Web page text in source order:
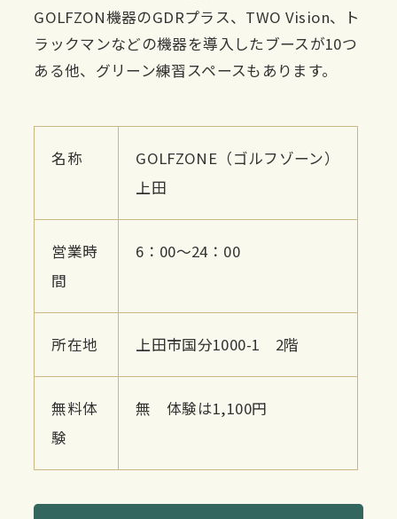
GOLFZON機器のGDRプラス、TWO Vision、ト
ラックマンなどの機器を導入したブースが10つ
ある他、グリーン練習スペースもあります。
名称
GOLFZONE（ゴルフゾーン）
上田
営業時
間
6：00～24：00
所在地 上田市国分1000-1 2階
無料体
験
無 体験は1,100円